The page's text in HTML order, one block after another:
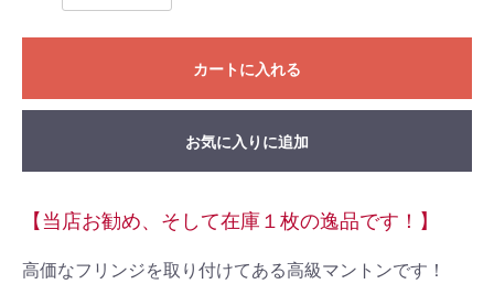
カートに入れる
お気に入りに追加
【当店お勧め、そして在庫１枚の逸品です！】
高価なフリンジを取り付けてある高級マントンです！